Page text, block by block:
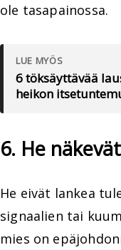
ole tasapainossa.
LUE MYÖS
6 töksäyttävää
heikon
6. He
He eivät lankea
signaalien tai
mies on